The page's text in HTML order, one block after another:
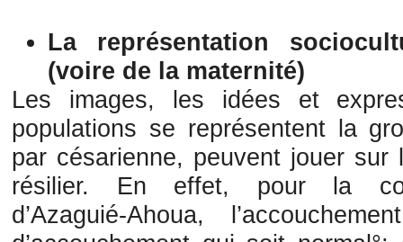
La représentation
(voire de la maternité)
Les images, les idées et
populations se représentent la
par césarienne, peuvent jouer
résilier. En effet, pour la
d’Azaguié-Ahoua,